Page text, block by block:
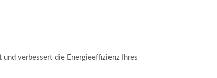
verbessert die Energieeffizienz Ihres